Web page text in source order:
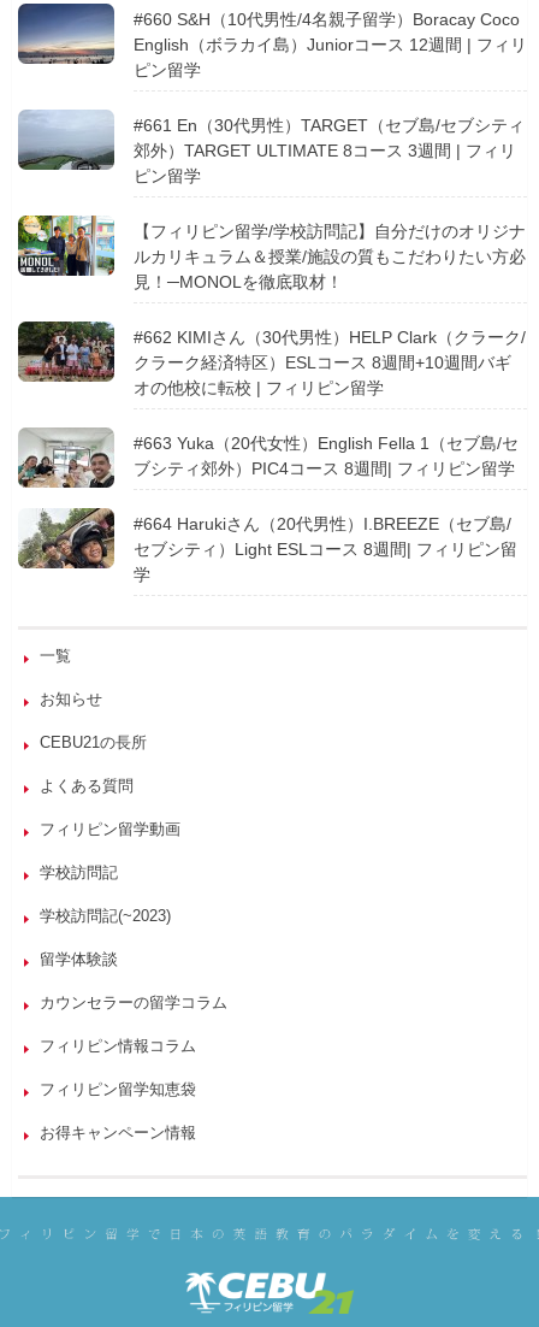
#660 S&H（10代男性/4名親子留学）Boracay Coco
English（ボラカイ島）Juniorコース 12週間 | フィリ
ピン留学
#661 En（30代男性）TARGET（セブ島/セブシティ
郊外）TARGET ULTIMATE 8コース 3週間 | フィリ
ピン留学
【フィリピン留学/学校訪問記】自分だけのオリジナ
ルカリキュラム＆授業/施設の質もこだわりたい方必
見！─MONOLを徹底取材！
#662 KIMIさん（30代男性）HELP Clark（クラーク/
クラーク経済特区）ESLコース 8週間+10週間バギ
オの他校に転校 | フィリピン留学
#663 Yuka（20代女性）English Fella 1（セブ島/セ
ブシティ郊外）PIC4コース 8週間| フィリピン留学
#664 Harukiさん（20代男性）I.BREEZE（セブ島/
セブシティ）Light ESLコース 8週間| フィリピン留
学
一覧
お知らせ
CEBU21の長所
よくある質問
フィリピン留学動画
学校訪問記
学校訪問記(~2023)
留学体験談
カウンセラーの留学コラム
フィリピン情報コラム
フィリピン留学知恵袋
お得キャンペーン情報